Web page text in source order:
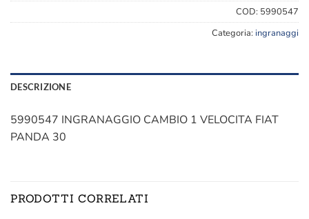
COD: 5990547
Categoria: ingranaggi
DESCRIZIONE
5990547 INGRANAGGIO CAMBIO 1 VELOCITA FIAT
PANDA 30
PRODOTTI CORRELATI